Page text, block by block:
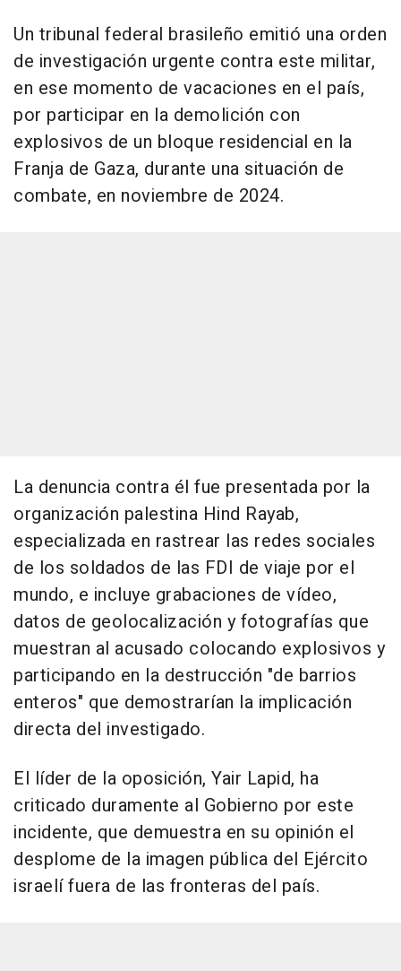
Un tribunal federal brasileño emitió una orden
de investigación urgente contra este militar,
en ese momento de vacaciones en el país,
por participar en la demolición con
explosivos de un bloque residencial en la
Franja de Gaza, durante una situación de
combate, en noviembre de 2024.
La denuncia contra él fue presentada por la
organización palestina Hind Rayab,
especializada en rastrear las redes sociales
de los soldados de las FDI de viaje por el
mundo, e incluye grabaciones de vídeo,
datos de geolocalización y fotografías que
muestran al acusado colocando explosivos y
participando en la destrucción "de barrios
enteros" que demostrarían la implicación
directa del investigado.
El líder de la oposición, Yair Lapid, ha
criticado duramente al Gobierno por este
incidente, que demuestra en su opinión el
desplome de la imagen pública del Ejército
israelí fuera de las fronteras del país.